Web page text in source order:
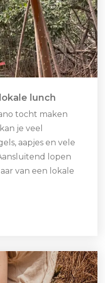
lunch
tocht maken
je veel
aapjes en vele
lopen
van een lokale